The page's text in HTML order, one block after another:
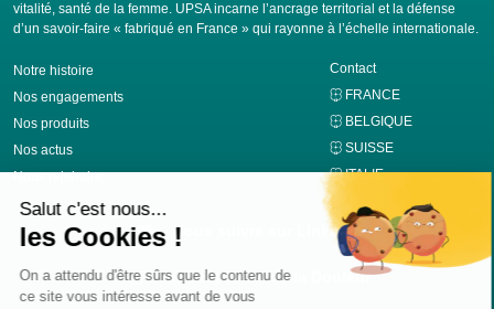
vitalité, santé de la femme. UPSA incarne l’ancrage territorial et la défense
d’un savoir-faire « fabriqué en France » qui rayonne à l’échelle internationale.
Notre histoire
Nos engagements
Nos produits
Nos actus
Nous rejoindre
Contact
FRANCE
BELGIQUE
SUISSE
ITALIE
Nous suivre sur Linkedin
Institut UPSA de la Douleur